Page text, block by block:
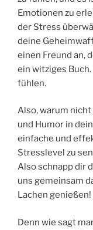
Emotionen zu
der Stress
deine
einen Freund an,
ein witziges
fühlen.
Also, warum
und Humor in
einfache und
Stresslevel zu
Also schnapp dir
uns gemeinsam
Lachen genießen!
Denn wie sagt